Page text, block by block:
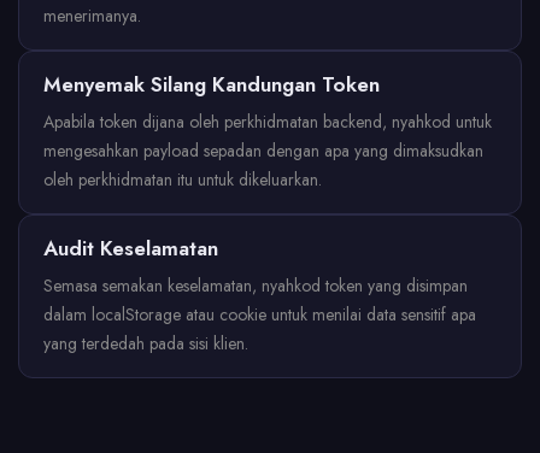
menerimanya.
Menyemak Silang Kandungan Token
Apabila token dijana oleh perkhidmatan backend, nyahkod untuk
mengesahkan payload sepadan dengan apa yang dimaksudkan
oleh perkhidmatan itu untuk dikeluarkan.
Audit Keselamatan
Semasa semakan keselamatan, nyahkod token yang disimpan
dalam localStorage atau cookie untuk menilai data sensitif apa
yang terdedah pada sisi klien.